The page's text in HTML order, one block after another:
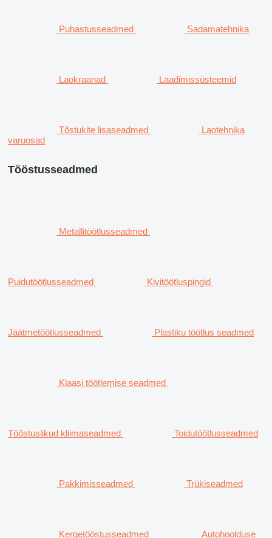
Puhastusseadmed Sadamatehnika
Laokraanad Laadimissüsteemid
Tõstukite lisaseadmed
Laotehnika
varuosad
Tööstusseadmed
Metallitöötlusseadmed
Puidutöötlusseadmed Kivitöötluspingid
Jäätmetöötlusseadmed Plastiku töötlus seadmed
Klaasi töötlemise seadmed
Tööstuslikud kliimaseadmed Toidutöötlusseadmed
Pakkimisseadmed Trükiseadmed
Kergetööstusseadmed Autohoolduse